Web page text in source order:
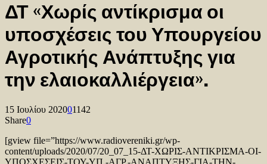
ΔΤ «Χωρίς αντίκρισμα οι
υποσχέσεις του Υπουργείου
Αγροτικής Ανάπτυξης για
την ελαιοκαλλιέργεια».
15 Ιουλίου 202001142
Share0
[gview file=”https://www.radiovereniki.gr/wp-
content/uploads/2020/07/20_07_15-ΔΤ-ΧΩΡΙΣ-ΑΝΤΙΚΡΙΣΜΑ-ΟΙ-
ΥΠΟΣΧΕΣΕΙΣ-ΤΟΥ-ΥΠ.-ΑΓΡ.-ΑΝΑΠΤΥΞΗΣ-ΓΙΑ-ΤΗΝ-